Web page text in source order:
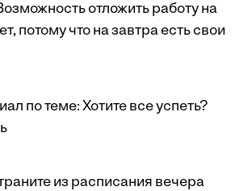
отложить работу на
потому что на завтра есть свои
по теме: Хотите все успеть?
из расписания вечера